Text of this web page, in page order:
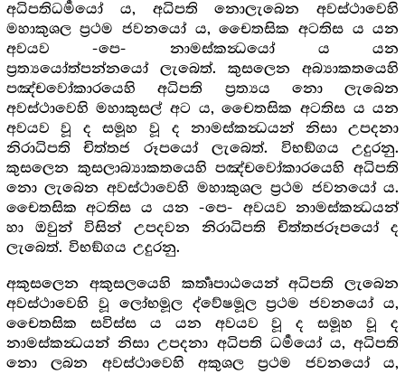
අධිපතිධර්‍මයෝ ය, අධිපති නොලැබෙන අවස්ථාවෙහි
මහාකුශල ප්‍රථම ජවනයෝ ය, චෛතසික අටතිස ය යන
අවයව -පෙ- නාමස්කන්‍ධයෝ ය යන
ප්‍රත්‍යයෝත්පන්නයෝ ලැබෙත්. කුසලෙන අබ්‍යාකතයෙහි
පඤ්චවෝකාරයෙහි අධිපති ප්‍රත්‍යය නො ලැබෙන
අවස්ථාවෙහි මහාකුසල් අට ය, චෛතසික අටතිස ය යන
අවයව වූ ද සමූහ වූ ද නාමස්කන්‍ධයන් නිසා උපදනා
නිරාධිපති චිත්තජ රූපයෝ ලැබෙත්. විභඞ්ගය උදුරනු.
කුසලෙන කුසලාබ්‍යාකතයෙහි පඤ්චවෝකාරයෙහි අධිපති
නො ලැබෙන අවස්ථාවෙහි මහාකුශල ප්‍රථම ජවනයෝ ය.
චෛතසික අටතිස ය යන -පෙ- අවයව නාමස්කන්‍ධයන්
හා ඔවුන් විසින් උපදවන නිරාධිපති චිත්තජරූපයෝ ද
ලැබෙත්. විභඞ්ගය උදුරනු.
අකුසලෙන අකුසලයෙහි කර්‍තෘපාඨයෙන් අධිපති ලැබෙන
අවස්ථාවෙහි වූ ලෝභමූල ද්වේෂමූල ප්‍රථම ජවනයෝ ය,
චෛතසික සවිස්ස ය යන අවයව වූ ද සමූහ වූ ද
නාමස්කන්‍ධයන් නිසා උපදනා අධිපති ධර්‍මයෝ ය, අධිපති
නො ලබන අවස්ථාවෙහි අකුශල ප්‍රථම ජවනයෝ ය,